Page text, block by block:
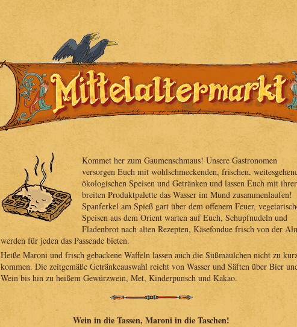
Kommet her zum Gaumenschmaus! Unsere Gastronomen
versorgen Euch mit wohlschmeckenden, frischen,
ökologischen Speisen und Getränken und lassen Euch mit ihrer
breiten Produktpalette das Wasser im Mund zusammenlaufen!
Spanferkel am Spieß gart über dem offenem Feuer,
Speisen aus dem Orient warten auf Euch, Schupfnudeln und
Fladenbrot nach alten Rezepten, Käsefondue frisch von der
werden für jeden das Passende bieten.
Heiße Maroni und frisch gebackene Waffeln lassen auch die Süßmäulchen nicht zu
kommen. Die zeitgemäße Getränkeauswahl reicht von Wasser und Säften über Bier
Wein bis hin zu heißem Gewürzwein, Met, Kinderpunsch und Kakao.
Wein in die Tassen, Maroni in die Taschen!